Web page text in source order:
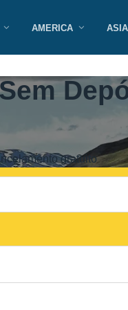
AMERICA ASIA
gratuito